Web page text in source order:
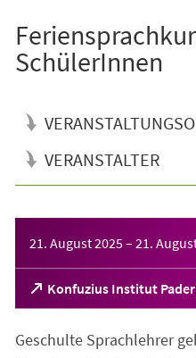
SchülerInnen
VERANSTALTER
21. August 2025– 21.
Konfuzius Institut
(Öffnet
in
neuen
Geschulte Sprachlehrer